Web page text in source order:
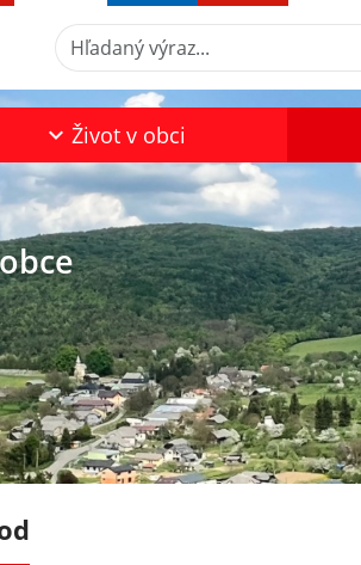
Hľadaný výraz...
Život v obci